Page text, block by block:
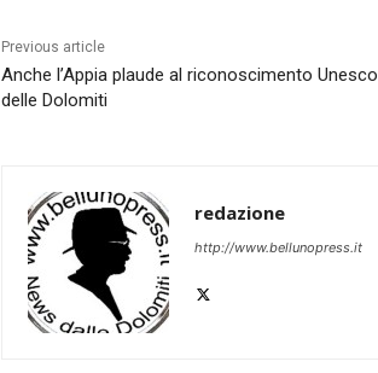
Previous article
Anche l’Appia plaude al riconoscimento Unesco
delle Dolomiti
redazione
http://www.bellunopress.it